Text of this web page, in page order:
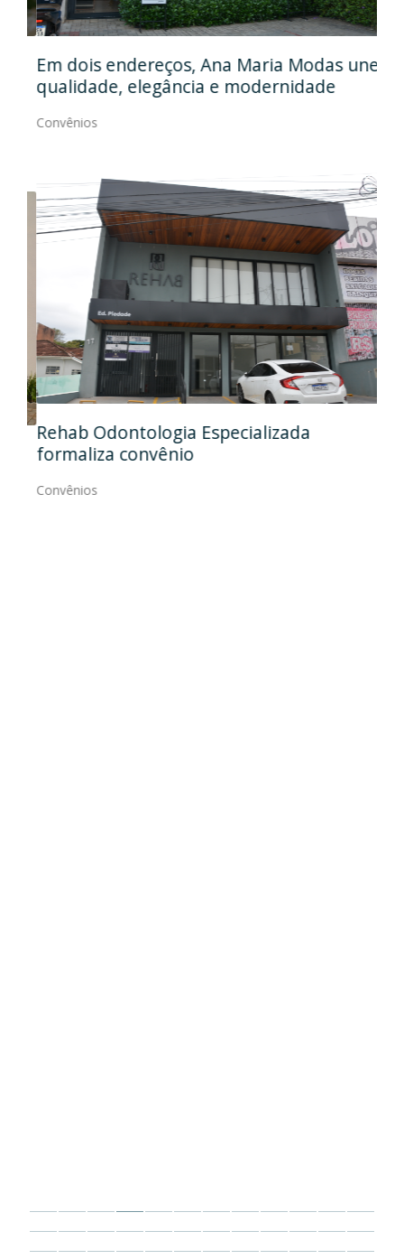
Em dois endereços, Ana Maria Modas une
qualidade, elegância e modernidade
Convênios
Rehab Odontologia Especializada
formaliza convênio
Convênios